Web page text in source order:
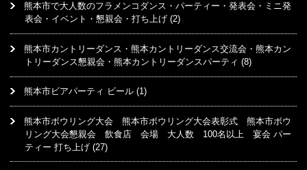
熊本市で大人数のフラメンコダンス・パーティー・発表会・ミニ発
表会・イベント・懇親会・打ち上げ (2)
熊本市カントリーダンス・熊本カントリーダンス交流会・熊本カン
トリーダンス懇親会・熊本カントリーダンスパーティ (8)
熊本市ビアパーティ ビール (1)
熊本市ボウリング大会 熊本市ボウリング大会表彰式 熊本市ボウ
リング大会懇親会 飲食店 会場 大人数 100名以上 宴会 パー
ティー 打ち上げ (27)